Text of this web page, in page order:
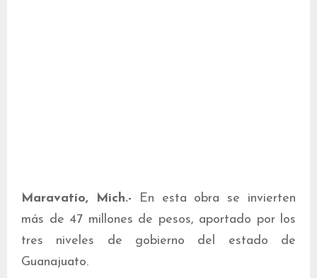
Maravatío, Mich.- En esta obra se invierten
más de 47 millones de pesos, aportado por los
tres niveles de gobierno del estado de
Guanajuato.